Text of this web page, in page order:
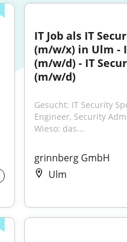
IT Job als IT
(m/w/x) in Ulm -
(m/w/d) - IT
(m/w/d)
Gesucht: IT Security
Engineer, Security
Wieso: das...
grinnberg GmbH
Ulm